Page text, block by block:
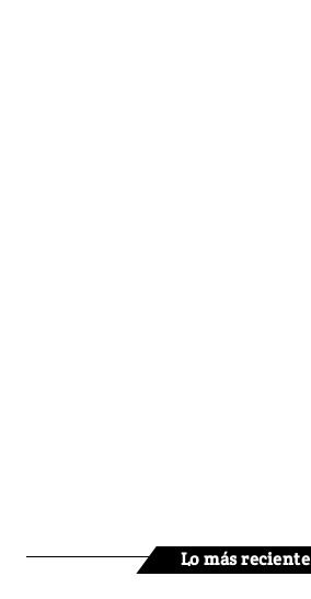
Lo más reciente